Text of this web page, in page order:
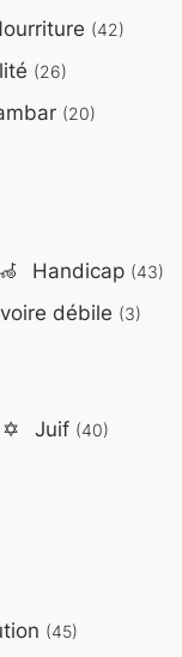
(42)
(26)
(20)
🦽 Handicap (43)
débile (3)
✡️ Juif (40)
(45)